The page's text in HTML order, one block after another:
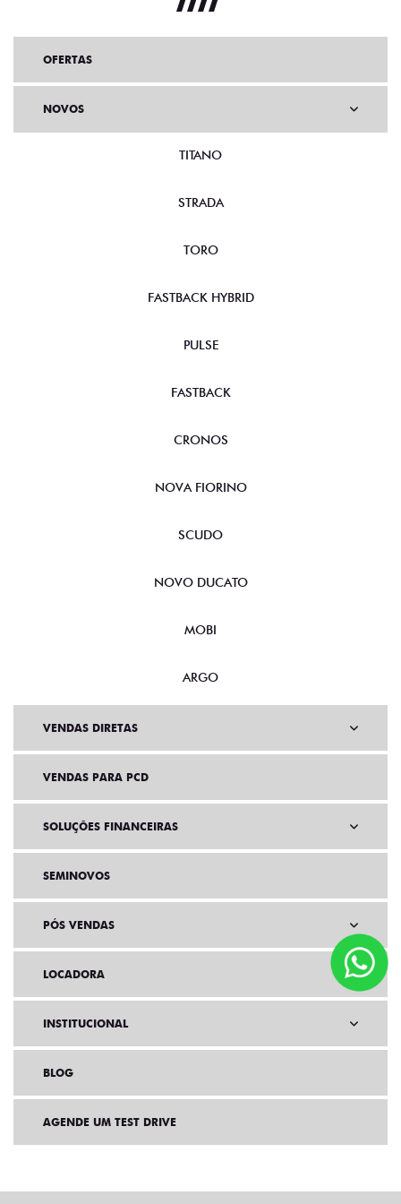
OFERTAS
NOVOS
TITANO
STRADA
TORO
FASTBACK HYBRID
PULSE
FASTBACK
CRONOS
NOVA FIORINO
SCUDO
NOVO DUCATO
MOBI
ARGO
VENDAS DIRETAS
VENDAS PARA PCD
SOLUÇÕES FINANCEIRAS
SEMINOVOS
PÓS VENDAS
LOCADORA
INSTITUCIONAL
BLOG
AGENDE UM TEST DRIVE